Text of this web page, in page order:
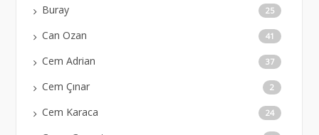
Buray 25
Can Ozan 41
Cem Adrian 37
Cem Çınar 2
Cem Karaca 24